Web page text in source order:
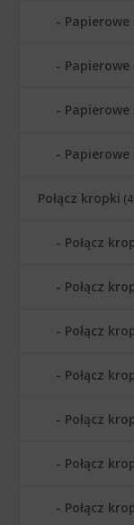
Papierowe
Połącz kropki
Połącz
Połącz
Połącz
Połącz
Połącz
Połącz
Połącz